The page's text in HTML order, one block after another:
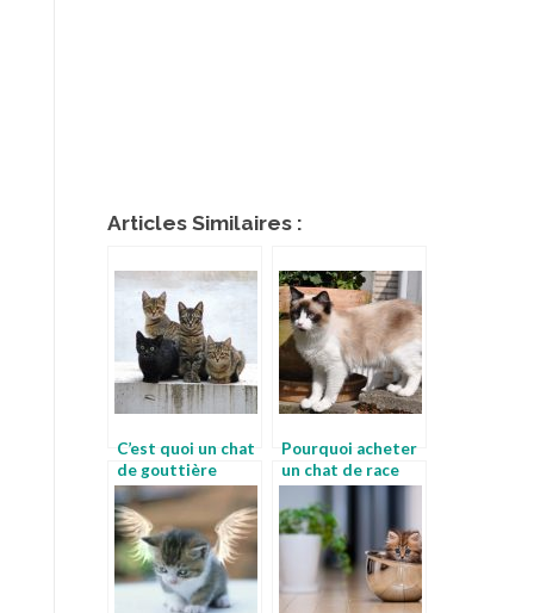
Articles Similaires :
C’est quoi un chat
de gouttière
Pourquoi acheter
un chat de race